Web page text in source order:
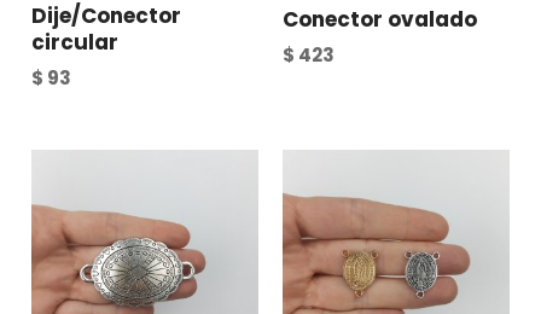
Dije/Conector
circular
$ 93
Conector ovalado
$ 423